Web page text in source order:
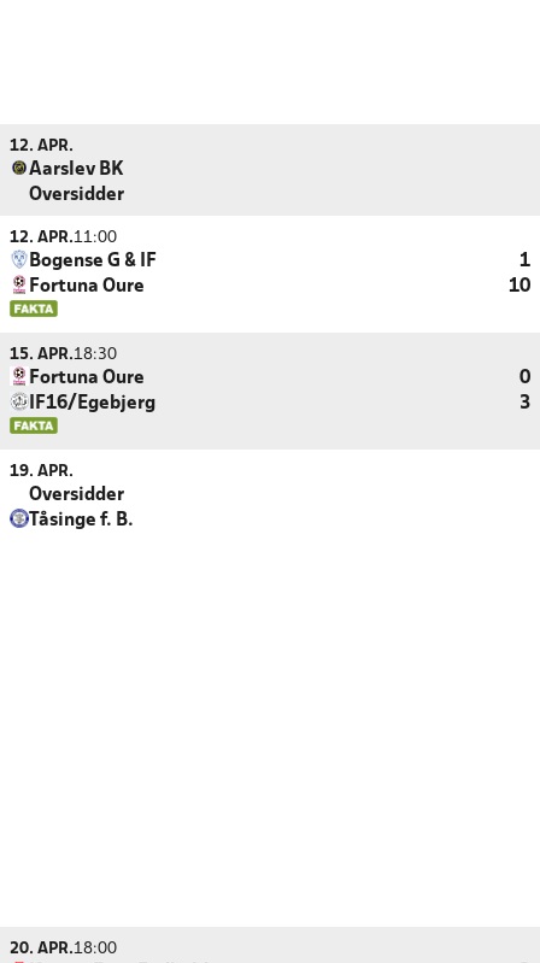
12. APR.
Aarslev BK
Oversidder
12. APR.11:00
Bogense G & IF
1
Fortuna Oure
10
15. APR.18:30
Fortuna Oure
0
IF16/Egebjerg
3
19. APR.
Oversidder
Tåsinge f. B.
20. APR.18:00